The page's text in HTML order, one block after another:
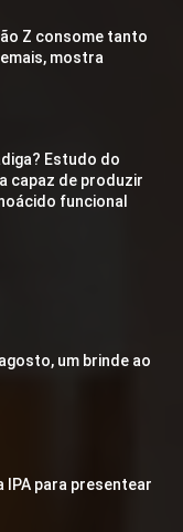
Z consome tanto
mostra
Estudo do
capaz de produzir
funcional
um brinde ao
IPA para presentear